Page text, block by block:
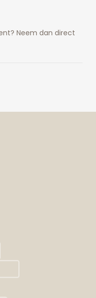
Neem dan direct